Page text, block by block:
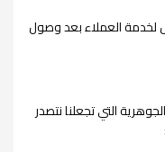
العملاء بعد وصول
التي تجعلنا نتصدر